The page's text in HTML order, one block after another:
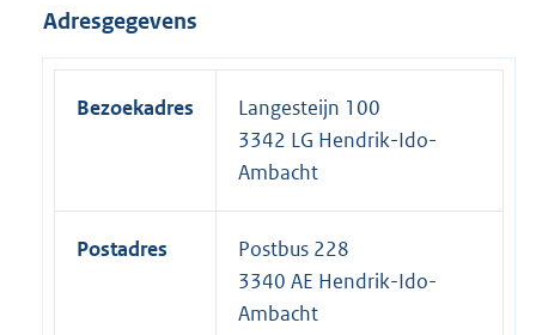
Adresgegevens
Bezoekadres
Langesteijn 100
3342 LG Hendrik-Ido-
Ambacht
Postadres
Postbus 228
3340 AE Hendrik-Ido-
Ambacht